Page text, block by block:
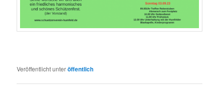
Veröffentlicht unteröffentlich